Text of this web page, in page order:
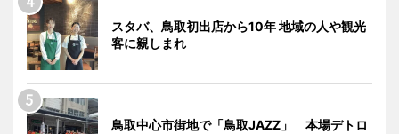
スタバ、鳥取初出店から10年 地域の人や観光
客に親しまれ
鳥取中心市街地で「鳥取JAZZ」 本場デトロ